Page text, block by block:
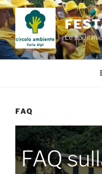
Salta
contenuto
Le api, il
FAQ
FAQ